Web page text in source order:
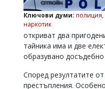
Касабова,
k.kassabova@flagman.bg
Главен
редактор:
office@flagman.bg
Ключови думи: полиция,
наркотик
откриват два
тайника има и две
образувано
Според резултатите
престъпления.